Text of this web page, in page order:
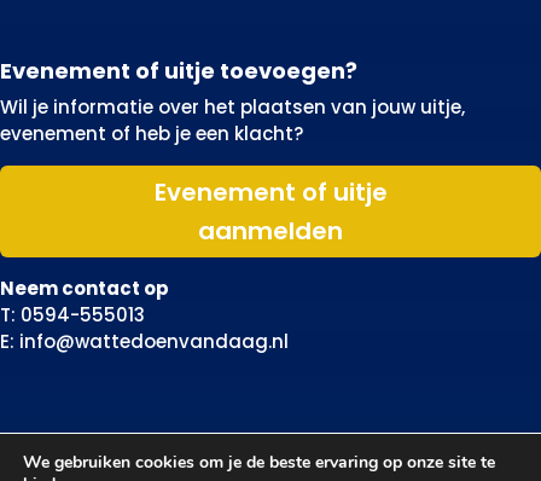
Evenement of uitje toevoegen?
Wil je informatie over het plaatsen van jouw uitje,
evenement of heb je een klacht?
Evenement of uitje
aanmelden
Neem contact op
T: 0594-555013
E: info@wattedoenvandaag.nl
We gebruiken cookies om je de beste ervaring op onze site te